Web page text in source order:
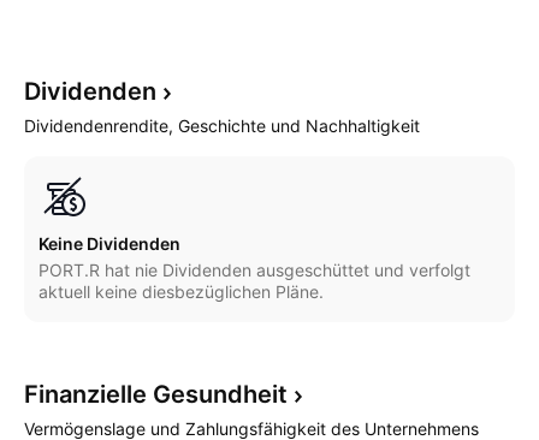
Dividenden
Dividendenrendite, Geschichte und Nachhaltigkeit
Keine Dividenden
PORT.R hat nie Dividenden ausgeschüttet und verfolgt
aktuell keine diesbezüglichen Pläne.
Finanzielle Gesundheit
Vermögenslage und Zahlungsfähigkeit des Unternehmens